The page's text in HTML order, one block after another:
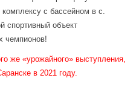
с бассейном в с.
спортивный объект
чемпионов!
же «урожайного» выступления,
в 2021 году.